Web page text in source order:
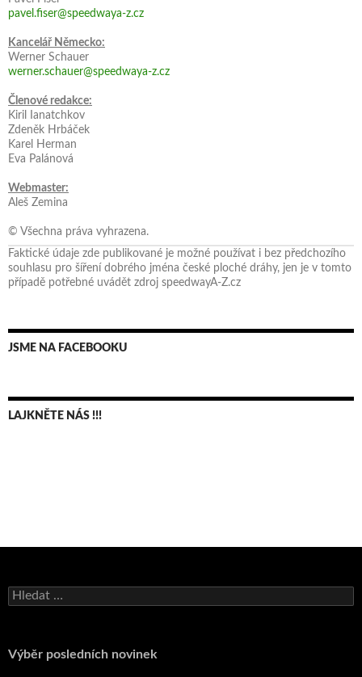
pavel.fiser@speedwaya-z.cz
Kancelář Německo:
Werner Schauer
werner.schauer@speedwaya-z.cz
Členové redakce:
Kiril Ianatchkov
Zdeněk Hrbáček
Karel Herman
Eva Palánová
Webmaster:
Aleš Zemina
© Všechna práva vyhrazena.
Faktické údaje zde publikované je možné používat i bez předchozího
souhlasu pro šíření dobrého jména české ploché dráhy, jen je v tomto
případě potřebné uvádět zdroj speedwayA-Z.cz
JSME NA FACEBOOKU
LAJKNĚTE NÁS !!!
Vyhledávání
Výběr posledních novinek
Andy Appleton obhájil dlouhodrážní titul!